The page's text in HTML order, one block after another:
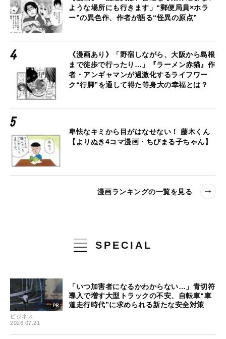
ような場所にも行きます」“郵便局員×ホラ
ー”の異色作、作者が語る“怪異の原点”
《漫画あり》「野宿しながら、大阪から島根
まで徒歩で行ったり…」『ラーメン赤猫』作
者・アンギャマンが過激化するライフワー
ク“行脚”を通して得た等身大の幸福とは？
卑怯なキミから目がはなせない！ 藤木くん
【よりぬき4コマ漫画・ちびまる子ちゃん】
漫画ランキングの一覧を見る
SPECIAL
ビジネス
2026.07.21
「いつ加害者になるかわからない…」青切符
導入で増す大型トラックの不安、自転車“車
道走行時代”に求められる新たな安全対策